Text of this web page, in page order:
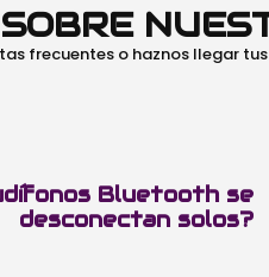
frecuentes o haznos llegar
Bluetooth se
desconectan solos?